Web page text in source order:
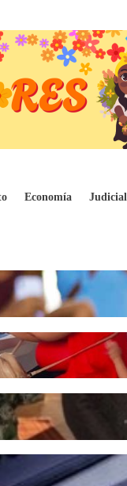
Economía Judicial